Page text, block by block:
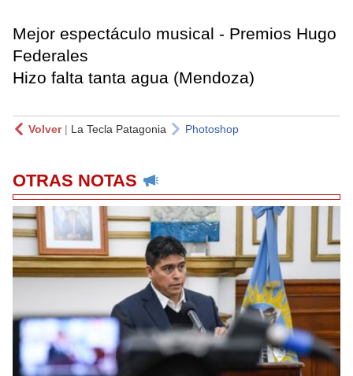
Mejor espectáculo musical - Premios Hugo
Federales
Hizo falta tanta agua (Mendoza)
Volver| La Tecla Patagonia Photoshop
OTRAS NOTAS